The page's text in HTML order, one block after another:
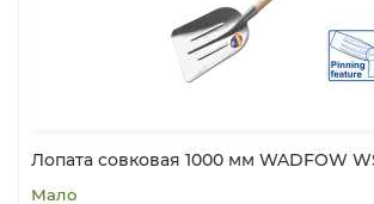
Лопата совковая 1000 мм WADFOW
Мало